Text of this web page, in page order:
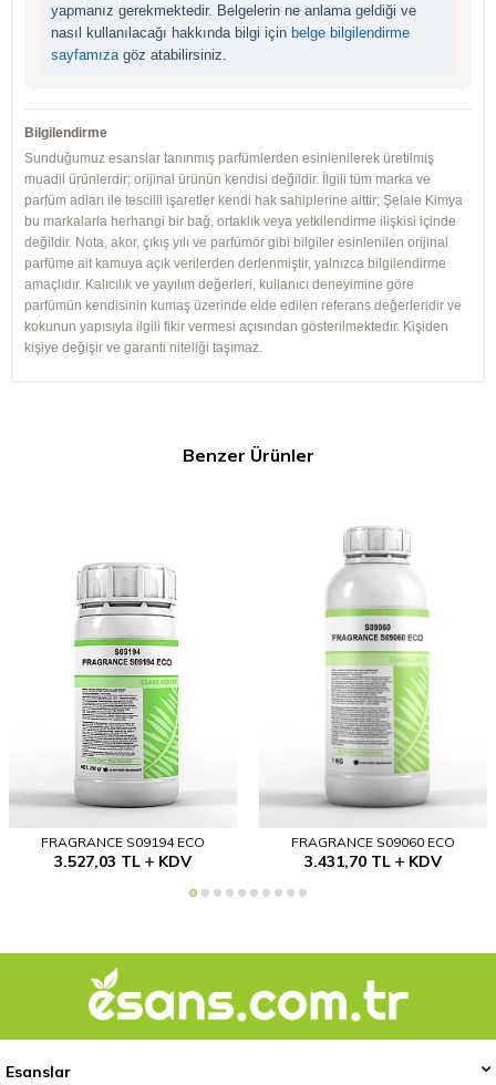
yapmanız gerekmektedir. Belgelerin ne anlama geldiği ve
nasıl kullanılacağı hakkında bilgi için belge bilgilendirme
sayfamıza göz atabilirsiniz.
Bilgilendirme
Sunduğumuz esanslar tanınmış parfümlerden esinlenilerek üretilmiş
muadil ürünlerdir; orijinal ürünün kendisi değildir. İlgili tüm marka ve
parfüm adları ile tescilli işaretler kendi hak sahiplerine aittir; Şelale Kimya
bu markalarla herhangi bir bağ, ortaklık veya yetkilendirme ilişkisi içinde
değildir. Nota, akor, çıkış yılı ve parfümör gibi bilgiler esinlenilen orijinal
parfüme ait kamuya açık verilerden derlenmiştir, yalnızca bilgilendirme
amaçlıdır. Kalıcılık ve yayılım değerleri, kullanıcı deneyimine göre
parfümün kendisinin kumaş üzerinde elde edilen referans değerleridir ve
kokunun yapısıyla ilgili fikir vermesi açısından gösterilmektedir. Kişiden
kişiye değişir ve garanti niteliği taşımaz.
Benzer Ürünler
FRAGRANCE S09194 ECO
3.527,03 TL KDV
FRAGRANCE S09060 ECO
3.431,70 TL KDV
Esanslar